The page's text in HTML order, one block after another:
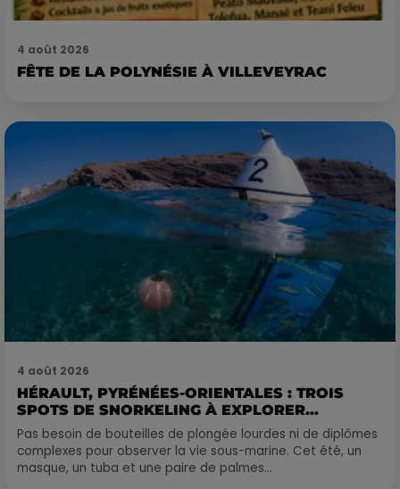
4 août 2026
FÊTE DE LA POLYNÉSIE À VILLEVEYRAC
4 août 2026
HÉRAULT, PYRÉNÉES-ORIENTALES : TROIS
SPOTS DE SNORKELING À EXPLORER...
Pas besoin de bouteilles de plongée lourdes ni de diplômes
complexes pour observer la vie sous-marine. Cet été, un
masque, un tuba et une paire de palmes...